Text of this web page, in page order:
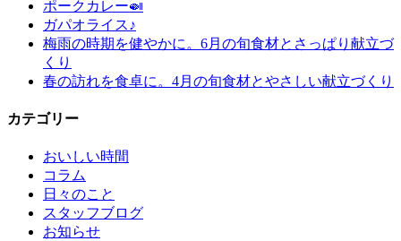
ポークカレー🍛
ガパオライス♪
梅雨の時期を健やかに。6月の旬食材とさっぱり献立づ
くり
春の訪れを食卓に。4月の旬食材とやさしい献立づくり
カテゴリー
おいしい時間
コラム
日々のこと
スタッフブログ
お知らせ